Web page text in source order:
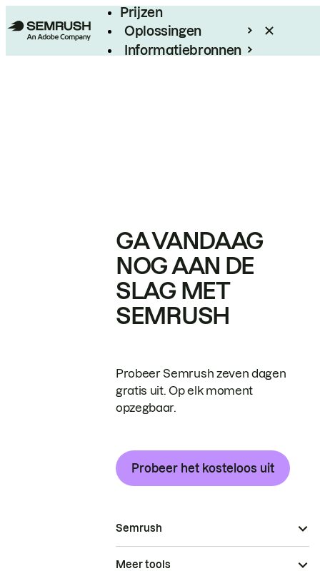
Prijzen
Oplossingen
Informatiebronnen
GA VANDAAG
NOG AAN DE
SLAG MET
SEMRUSH
Probeer Semrush zeven dagen
gratis uit. Op elk moment
opzegbaar.
Probeer het kosteloos uit
Semrush
Meer tools